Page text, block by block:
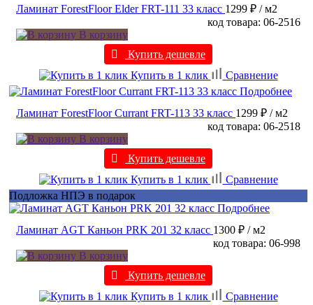
Ламинат ForestFloor Elder FRT-111 33 класс 1299 ₽ / м2
код товара: 06-2516
В корзину
Купить дешевле
Купить в 1 клик
Сравнение
Подробнее
Ламинат ForestFloor Currant FRT-113 33 класс 1299 ₽ / м2
код товара: 06-2518
В корзину
Купить дешевле
Купить в 1 клик
Сравнение
Подложка НПЭ в подарок
Подробнее
Ламинат AGT Каньон PRK 201 32 класс 1300 ₽ / м2
код товара: 06-998
В корзину
Купить дешевле
Купить в 1 клик
Сравнение